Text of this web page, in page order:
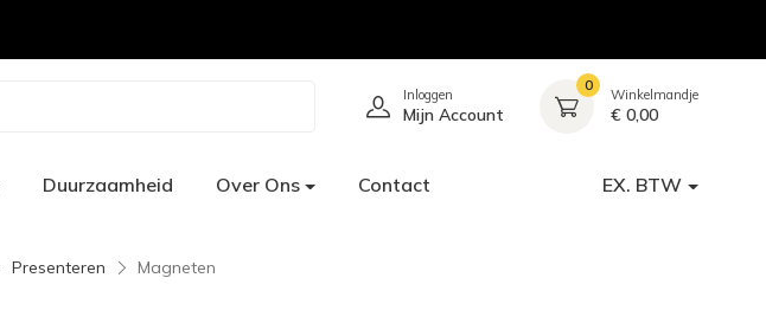
Inloggen
Mijn Account
0
Winkelmandje
€ 0,00
Duurzaamheid Over Ons Contact EX. BTW
Presenteren Magneten